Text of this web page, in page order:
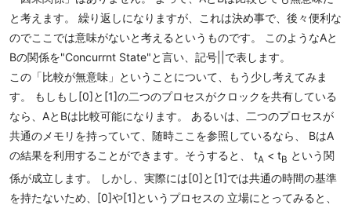
と考えます。 繰り返しになりますが、これは決め事で、後々便利な
のでここでは意味がないと考えるというものです。 このようなAと
Bの関係を"Concurrnt State"と言い、記号||で表します。
この「比較が無意味」ということについて、もう少し考えてみま
す。 もしもし[0]と[1]の二つのプロセスがクロックを共有している
なら、AとBは比較可能になります。 あるいは、二つのプロセスが
共通のメモリを持っていて、随時ここを参照しているなら、 BはA
の結果を利用することができます。そうすると、 tA < tB という関
係が成立します。 しかし、実際には[0]と[1]では共通の時間の基準
を持たないため、[0]や[1]というプロセスの 立場にとってみると、